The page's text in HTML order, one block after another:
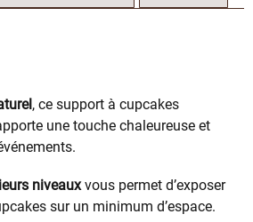
, ce support à cupcakes
une touche chaleureuse et
niveauxvous permet d’exposer
sur un minimum d’espace.